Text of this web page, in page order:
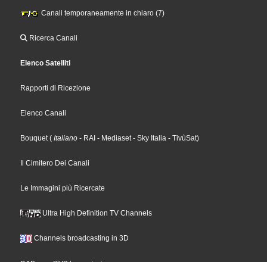
Canali temporaneamente in chiaro (7)
Ricerca Canali
Elenco Satelliti
Rapporti di Ricezione
Elenco Canali
Bouquet ( Italiano - RAI - Mediaset - Sky Italia - TivùSat)
Il Cimitero Dei Canali
Le Immagini più Ricercate
Ultra High Definition TV Channels
Channels broadcasting in 3D